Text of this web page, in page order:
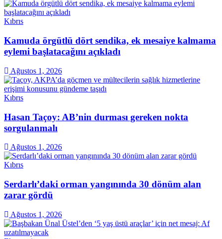
Kıbrıs
Kamuda örgütlü dört sendika, ek mesaiye kalmama
eylemi başlatacağını açıkladı
Ağustos 1, 2026
Kıbrıs
Hasan Taçoy: AB’nin durması gereken nokta
sorgulanmalı
Ağustos 1, 2026
Kıbrıs
Serdarlı’daki orman yangınında 30 dönüm alan
zarar gördü
Ağustos 1, 2026